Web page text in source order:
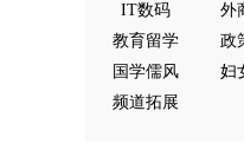
IT数码
外
教育留学
政
国学儒风
妇
频道拓展